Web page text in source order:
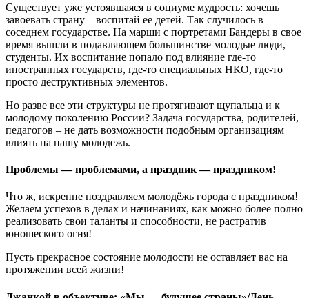
Существует уже устоявшаяся в социуме мудрость: хочешь
завоевать страну – воспитай ее детей. Так случилось в
соседнем государстве. На марши с портретами Бандеры в свое
время вышли в подавляющем большинстве молодые люди,
студенты. Их воспитание попало под влияние где-то
иностранных государств, где-то специальных НКО, где-то
просто деструктивных элементов.
Но разве все эти структуры не протягивают щупальца и к
молодому поколению России? Задача государства, родителей,
педагогов – не дать возможности подобным организациям
влиять на нашу молодежь.
Проблемы — проблемами, а праздник — праздником!
Что ж, искренне поздравляем молодёжь города с праздником!
Желаем успехов в делах и начинаниях, как можно более полно
реализовать свои таланты и способности, не растратив
юношеского огня!
Пусть прекрасное состояние молодости не оставляет вас на
протяжении всей жизни!